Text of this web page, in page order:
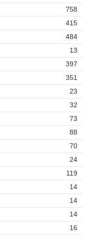
758
415
484
13
397
351
23
32
73
88
70
24
119
14
14
14
16